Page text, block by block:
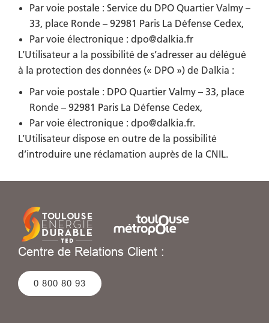
Par voie postale : Service du DPO Quartier Valmy –
33, place Ronde – 92981 Paris La Défense Cedex,
Par voie électronique : dpo@dalkia.fr
L’Utilisateur a la possibilité de s’adresser au délégué
à la protection des données (« DPO ») de Dalkia :
Par voie postale : DPO Quartier Valmy – 33, place
Ronde – 92981 Paris La Défense Cedex,
Par voie électronique : dpo@dalkia.fr.
L’Utilisateur dispose en outre de la possibilité
d’introduire une réclamation auprès de la CNIL.
Centre de Relations Client :
0 800 80 93